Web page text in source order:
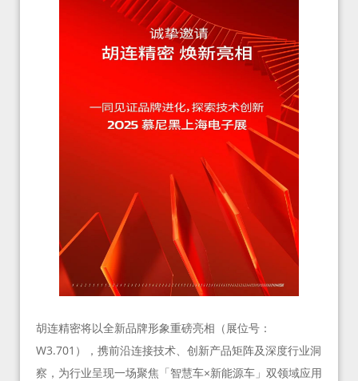
胡连精密将以全新品牌形象重磅亮相（展位号：
W3.701），携前沿连接技术、创新产品矩阵及深度行业洞
察，为行业呈现一场聚焦「智慧车×新能源车」双领域应用